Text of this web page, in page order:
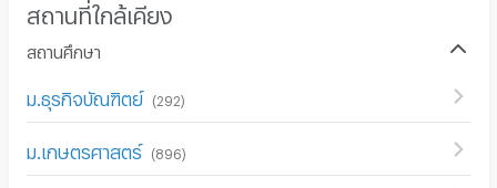
สถานที่ใกล้เคียง
สถานศึกษา
ม.ธุรกิจบัณฑิตย์ (292)
ม.เกษตรศาสตร์ (896)